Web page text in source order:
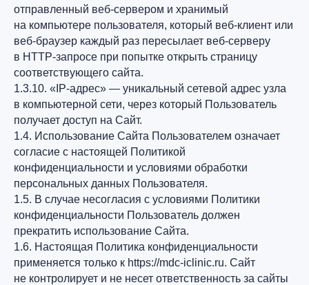
отправленный веб-сервером и хранимый
на компьютере пользователя, который веб-клиент или
веб-браузер каждый раз пересылает веб-серверу
в HTTP-запросе при попытке открыть страницу
соответствующего сайта.
1.3.10. «IP-адрес» — уникальный сетевой адрес узла
в компьютерной сети, через который Пользователь
получает доступ на Сайт.
1.4. Использование Сайта Пользователем означает
согласие с настоящей Политикой
конфиденциальности и условиями обработки
персональных данных Пользователя.
1.5. В случае несогласия с условиями Политики
конфиденциальности Пользователь должен
прекратить использование Сайта.
1.6. Настоящая Политика конфиденциальности
применяется только к https://mdc-iclinic.ru. Сайт
не контролирует и не несет ответственность за сайты